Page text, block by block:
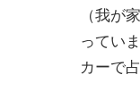
（我が
ってい
カーで